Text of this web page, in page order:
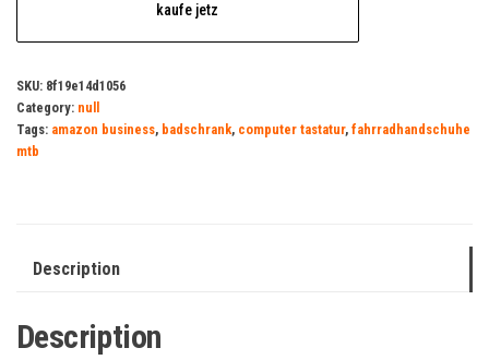
kaufe jetz
SKU: 8f19e14d1056
Category: null
Tags: amazon business, badschrank, computer tastatur, fahrradhandschuhe
mtb
Description
Description